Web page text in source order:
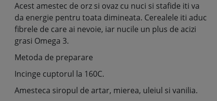
Acest amestec de orz si ovaz cu nuci si stafide iti va
da energie pentru toata dimineata. Cerealele iti aduc
fibrele de care ai nevoie, iar nucile un plus de acizi
grasi Omega 3.
Metoda de preparare
Incinge cuptorul la 160C.
Amesteca siropul de artar, mierea, uleiul si vanilia.